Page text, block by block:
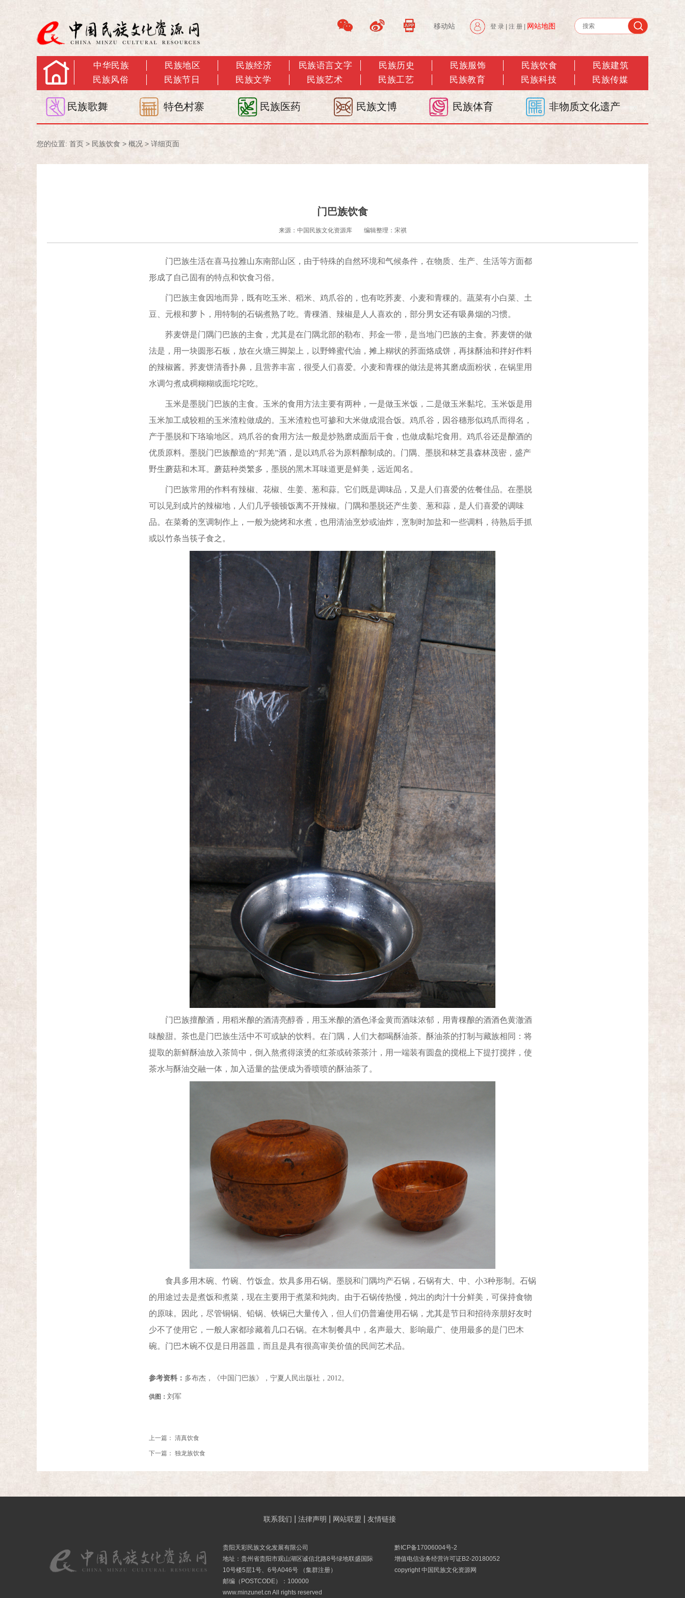
移动站 登 录 注 册 网站地图
中华民族 民族地区 民族经济 民族语言文字 民族历史 民族服饰 民族饮食
民族建筑
民族风俗
民族节日 民族文学 民族艺术 民族工艺 民族教育 民族科技 民族传媒
民族歌舞 特色村寨 民族医药 民族文博 民族体育 非物质文化遗产
您的位置: 首页 > 民族饮食 > 概况 > 详细页面
门巴族饮食
来源：中国民族文化资源库 编辑整理：宋祺
门巴族生活在喜马拉雅山东南部山区，由于特殊的自然环境和气候条件，在物质、生产、生活等方面都
形成了自己固有的特点和饮食习俗。
门巴族主食因地而异，既有吃玉米、稻米、鸡爪谷的，也有吃荞麦、小麦和青稞的。蔬菜有小白菜、土
豆、元根和萝卜，用特制的石锅煮熟了吃。青稞酒、辣椒是人人喜欢的，部分男女还有吸鼻烟的习惯。
荞麦饼是门隅门巴族的主食，尤其是在门隅北部的勒布、邦金一带，是当地门巴族的主食。荞麦饼的做
法是，用一块圆形石板，放在火塘三脚架上，以野蜂蜜代油，摊上糊状的荞面烙成饼，再抹酥油和拌好作料
的辣椒酱。荞麦饼清香扑鼻，且营养丰富，很受人们喜爱。小麦和青稞的做法是将其磨成面粉状，在锅里用
水调匀煮成稠糊糊或面坨坨吃。
玉米是墨脱门巴族的主食。玉米的食用方法主要有两种，一是做玉米饭，二是做玉米黏坨。玉米饭是用
玉米加工成较粗的玉米渣粒做成的。玉米渣粒也可掺和大米做成混合饭。鸡爪谷，因谷穗形似鸡爪而得名，
产于墨脱和下珞瑜地区。鸡爪谷的食用方法一般是炒熟磨成面后干食，也做成黏坨食用。鸡爪谷还是酿酒的
优质原料。墨脱门巴族酿造的“邦羌”酒，是以鸡爪谷为原料酿制成的。门隅、墨脱和林芝县森林茂密，盛产
野生蘑菇和木耳。蘑菇种类繁多，墨脱的黑木耳味道更是鲜美，远近闻名。
门巴族常用的作料有辣椒、花椒、生姜、葱和蒜。它们既是调味品，又是人们喜爱的佐餐佳品。在墨脱
可以见到成片的辣椒地，人们几乎顿顿饭离不开辣椒。门隅和墨脱还产生姜、葱和蒜，是人们喜爱的调味
品。在菜肴的烹调制作上，一般为烧烤和水煮，也用清油烹炒或油炸，烹制时加盐和一些调料，待熟后手抓
或以竹条当筷子食之。
门巴族擅酿酒，用稻米酿的酒清亮醇香，用玉米酿的酒色泽金黄而酒味浓郁，用青稞酿的酒酒色黄澈酒
味酸甜。茶也是门巴族生活中不可或缺的饮料。在门隅，人们大都喝酥油茶。酥油茶的打制与藏族相同：将
提取的新鲜酥油放入茶筒中，倒入熬煮得滚烫的红茶或砖茶茶汁，用一端装有圆盘的搅棍上下提打搅拌，使
茶水与酥油交融一体，加入适量的盐便成为香喷喷的酥油茶了。
食具多用木碗、竹碗、竹饭盒。炊具多用石锅。墨脱和门隅均产石锅，石锅有大、中、小3种形制。石锅
的用途过去是煮饭和煮菜，现在主要用于煮菜和炖肉。由于石锅传热慢，炖出的肉汁十分鲜美，可保持食物
的原味。因此，尽管铜锅、铅锅、铁锅已大量传入，但人们仍普遍使用石锅，尤其是节日和招待亲朋好友时
少不了使用它，一般人家都珍藏着几口石锅。在木制餐具中，名声最大、影响最广、使用最多的是门巴木
碗。门巴木碗不仅是日用器皿，而且是具有很高审美价值的民间艺术品。
参考资料： 多布杰，《中国门巴族》，宁夏人民出版社，2012。
供图： 刘军
上一篇： 清真饮食
下一篇： 独龙族饮食
联系我们 法律声明 网站联盟 友情链接
贵阳天彩民族文化发展有限公司
地址：贵州省贵阳市观山湖区诚信北路8号绿地联盛国际
10号楼5层1号、6号A046号 （集群注册）
邮编（POSTCODE）：100000
www.minzunet.cn All rights reserved
黔ICP备17006004号-2
增值电信业务经营许可证B2-20180052
copyright 中国民族文化资源网